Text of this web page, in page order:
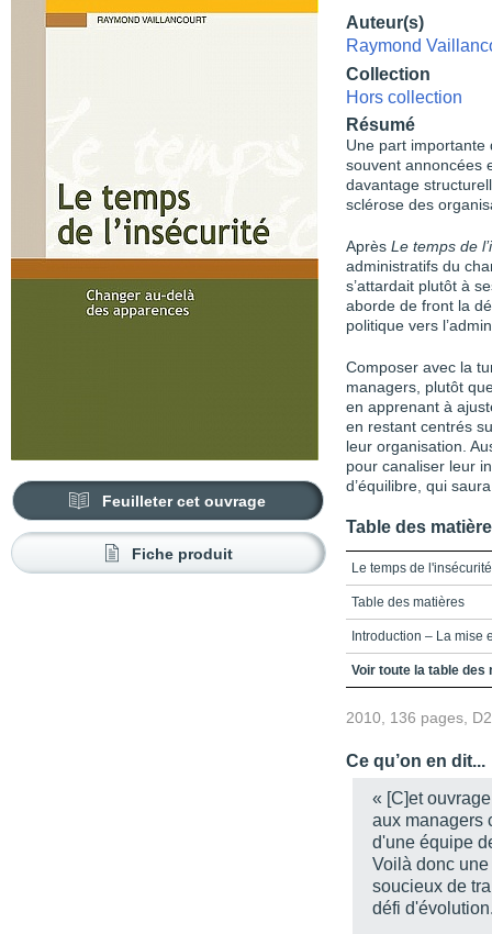
Feuilleter cet ouvrage
Fiche produit
Auteur(s)
Raymond
Collection
Hors collection
Résumé
Une part importante
souvent annoncées
davantage
sclérose des
Après Le temps de
administratifs du
s’attardait plutôt à
aborde de front la
politique vers
Composer avec la
managers, plutôt
en apprenant à
en restant centrés
leur organisation.
pour canaliser leur
d’équilibre, qui
Table des
Le temps de l'insécurité
Table des matières
Introduction – La mise
Partie 1 - La vision
Chapitre 3 -
Partie 2 - L’influence
Chapitre 4 -
Chapitre 5 -
Partie 3 - La sécurité
Voir toute la table des
2010, 136 pages,
Ce qu’on en dit...
« [C]et
aux managers
d'une équipe
Voilà donc
soucieux de
défi